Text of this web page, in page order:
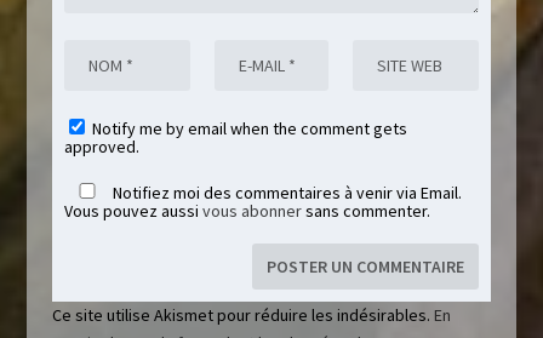
Notify me by email when the comment gets
approved.
Notifiez moi des commentaires à venir via Email.
Vous pouvez aussi vous abonnersans commenter.
Ce site utilise Akismet pour réduire les indésirables. En